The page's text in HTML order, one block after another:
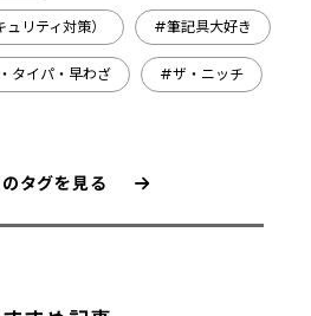
リティ対策） #筆記具大好き
タイパ・早わざ #ザ・ニッチ
タグを見る